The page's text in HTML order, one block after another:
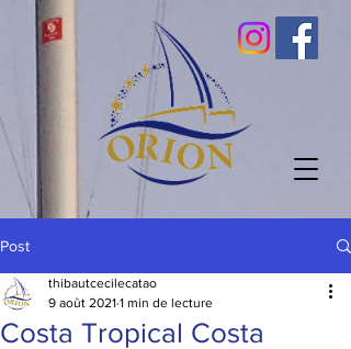
Post
Costa Tropical Costa
thibautcecilecatao
9 août 2021 1 min de lecture